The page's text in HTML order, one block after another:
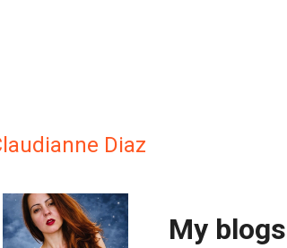
Diaz
My blogs